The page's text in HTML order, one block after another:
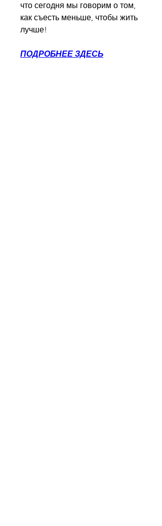
что сегодня мы говорим о том,
как съесть меньше, чтобы жить
лучше!
ПОДРОБНЕЕ ЗДЕСЬ